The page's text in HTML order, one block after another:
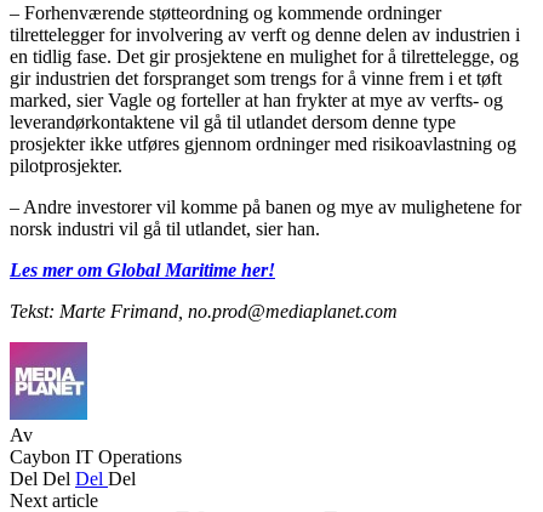
– Forhenværende støtteordning og kommende ordninger
tilrettelegger for involvering av verft og denne delen av industrien i
en tidlig fase. Det gir prosjektene en mulighet for å tilrettelegge, og
gir industrien det forspranget som trengs for å vinne frem i et tøft
marked, sier Vagle og forteller at han frykter at mye av verfts- og
leverandørkontaktene vil gå til utlandet dersom denne type
prosjekter ikke utføres gjennom ordninger med risikoavlastning og
pilotprosjekter.
– Andre investorer vil komme på banen og mye av mulighetene for
norsk industri vil gå til utlandet, sier han.
Les mer om Global Maritime her!
Tekst: Marte Frimand, no.prod@mediaplanet.com
Av
Caybon IT Operations
Del Del Del Del
Next article